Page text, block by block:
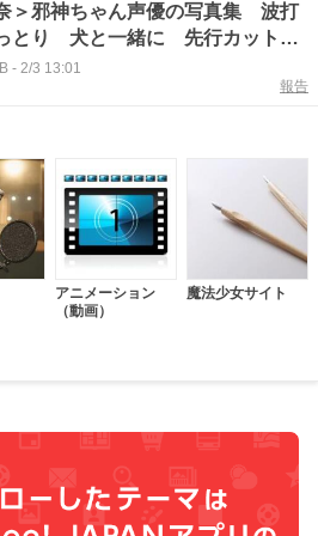
＞邪神ちゃん声優の写真集 波打
とり 犬と一緒に 先行カット公
- 2/3 13:01
報告
アニメーション
（動画）
魔法少女サイト